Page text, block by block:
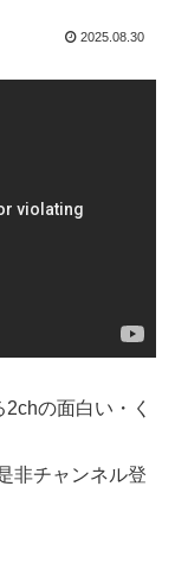
2025.08.30
の面白い・く
非チャンネル登